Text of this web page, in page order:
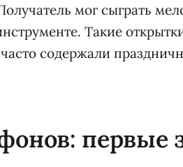
мог сыграть
Такие
содержали
первые